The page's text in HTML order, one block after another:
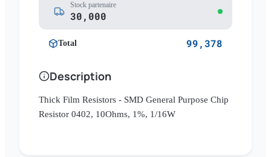
Stock partenaire
30,000
Total 99,378
Description
Thick Film Resistors - SMD General Purpose Chip
Resistor 0402, 10Ohms, 1%, 1/16W